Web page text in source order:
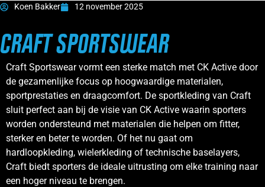
Koen Bakker 12 november 2025
CRAFT SPORTSWEAR
Craft Sportswear vormt een sterke match met CK Active door
de gezamenlijke focus op hoogwaardige materialen,
sportprestaties en draagcomfort. De sportkleding van Craft
sluit perfect aan bij de visie van CK Active waarin sporters
worden ondersteund met materialen die helpen om fitter,
sterker en beter te worden. Of het nu gaat om
hardloopkleding, wielerkleding of technische baselayers,
Craft biedt sporters de ideale uitrusting om elke training naar
een hoger niveau te brengen.